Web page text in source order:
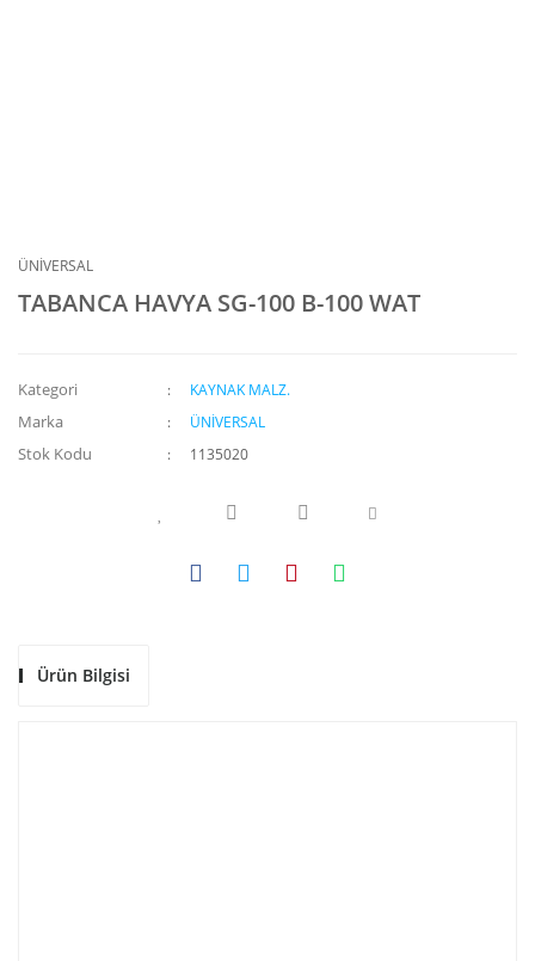
ÜNİVERSAL
TABANCA HAVYA SG-100 B-100 WAT
Kategori KAYNAK MALZ.
Marka ÜNİVERSAL
Stok Kodu 1135020
Ürün Bilgisi